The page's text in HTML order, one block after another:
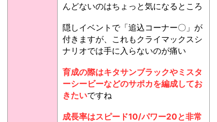
んどないのはちょっと気になるところ
隠しイベントで「追込コーナー〇」が
付きますが、これもクライマックスシ
ナリオでは手に入らないのが痛い
育成の際はキタサンブラックやミスタ
ーシービーなどのサポカを編成してお
きたいですね
成長率はスピード10/パワー20と非常